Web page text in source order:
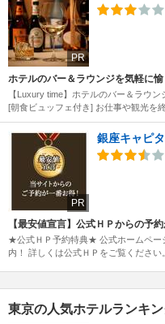
PR
ホテルのバー＆ラウンジを気軽に
【Luxury time】ホテルのバー＆ラウ
[朝食ビュッフェ付き] お仕事や観光を
PR
銀座キャピ
【最安値宣言】公式ＨＰからの予
★公式ＨＰ予約特典★ 公式ホームペー
内！ 詳しくは公式ＨＰをご覧ください。
東京の人気ホテルランキ